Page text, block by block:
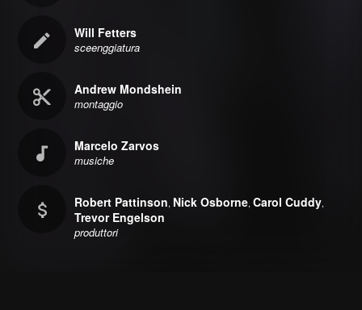
Will Fetters
sceenggiatura
Andrew Mondshein
montaggio
Marcelo Zarvos
musiche
Robert Pattinson, Nick Osborne,Carol Cuddy,
Trevor Engelson
produttori